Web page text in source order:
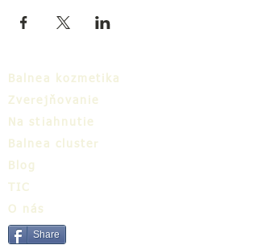
Balnea kozmetika
Zverejňovanie
Na stiahnutie
Balnea cluster
Blog
TIC
O nás
Share